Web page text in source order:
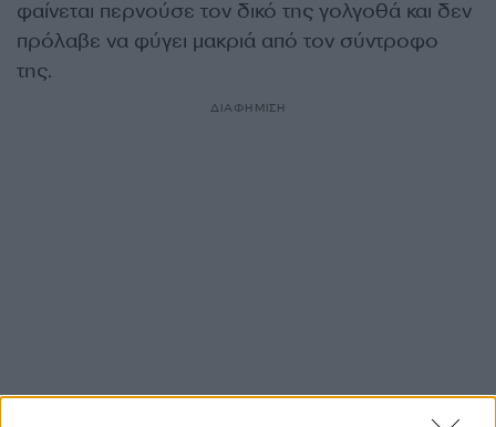
φαίνεται περνούσε τον δικό της γολγοθά και δεν
πρόλαβε να φύγει μακριά από τον σύντροφο
της.
ΔΙΑΦΗΜΙΣΗ